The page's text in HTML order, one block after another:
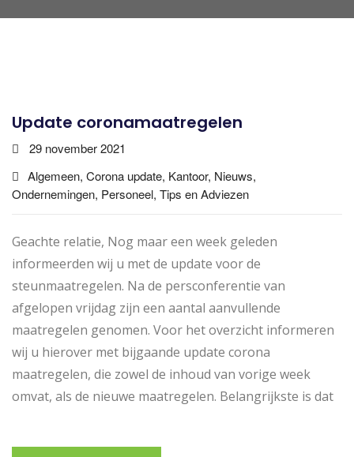
Update coronamaatregelen
29 november 2021
Algemeen, Corona update, Kantoor, Nieuws,
Ondernemingen, Personeel, Tips en Adviezen
Geachte relatie, Nog maar een week geleden
informeerden wij u met de update voor de
steunmaatregelen. Na de persconferentie van
afgelopen vrijdag zijn een aantal aanvullende
maatregelen genomen. Voor het overzicht informeren
wij u hierover met bijgaande update corona
maatregelen, die zowel de inhoud van vorige week
omvat, als de nieuwe maatregelen. Belangrijkste is dat